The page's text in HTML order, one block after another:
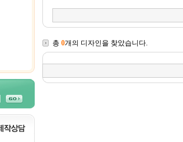
총 0개의 디자인을 찾았습니다.